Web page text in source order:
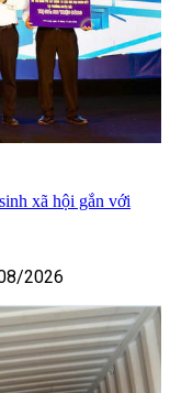
xã hội gắn với
2026